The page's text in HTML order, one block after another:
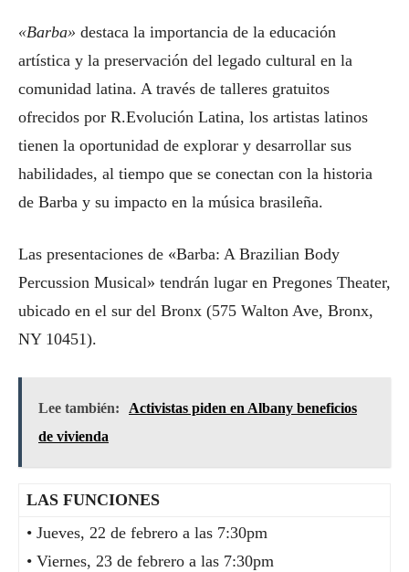
«Barba» destaca la importancia de la educación
artística y la preservación del legado cultural en la
comunidad latina. A través de talleres gratuitos
ofrecidos por R.Evolución Latina, los artistas latinos
tienen la oportunidad de explorar y desarrollar sus
habilidades, al tiempo que se conectan con la historia
de Barba y su impacto en la música brasileña.
Las presentaciones de «Barba: A Brazilian Body
Percussion Musical» tendrán lugar en Pregones Theater,
ubicado en el sur del Bronx (575 Walton Ave, Bronx,
NY 10451).
Lee también:
Activistas piden en Albany beneficios
de vivienda
LAS FUNCIONES
• Jueves, 22 de febrero a las 7:30pm
• Viernes, 23 de febrero a las 7:30pm